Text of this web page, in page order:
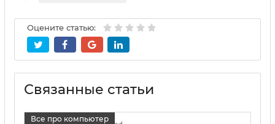
Оцените статью:
Связанные статьи
Все про компьютер